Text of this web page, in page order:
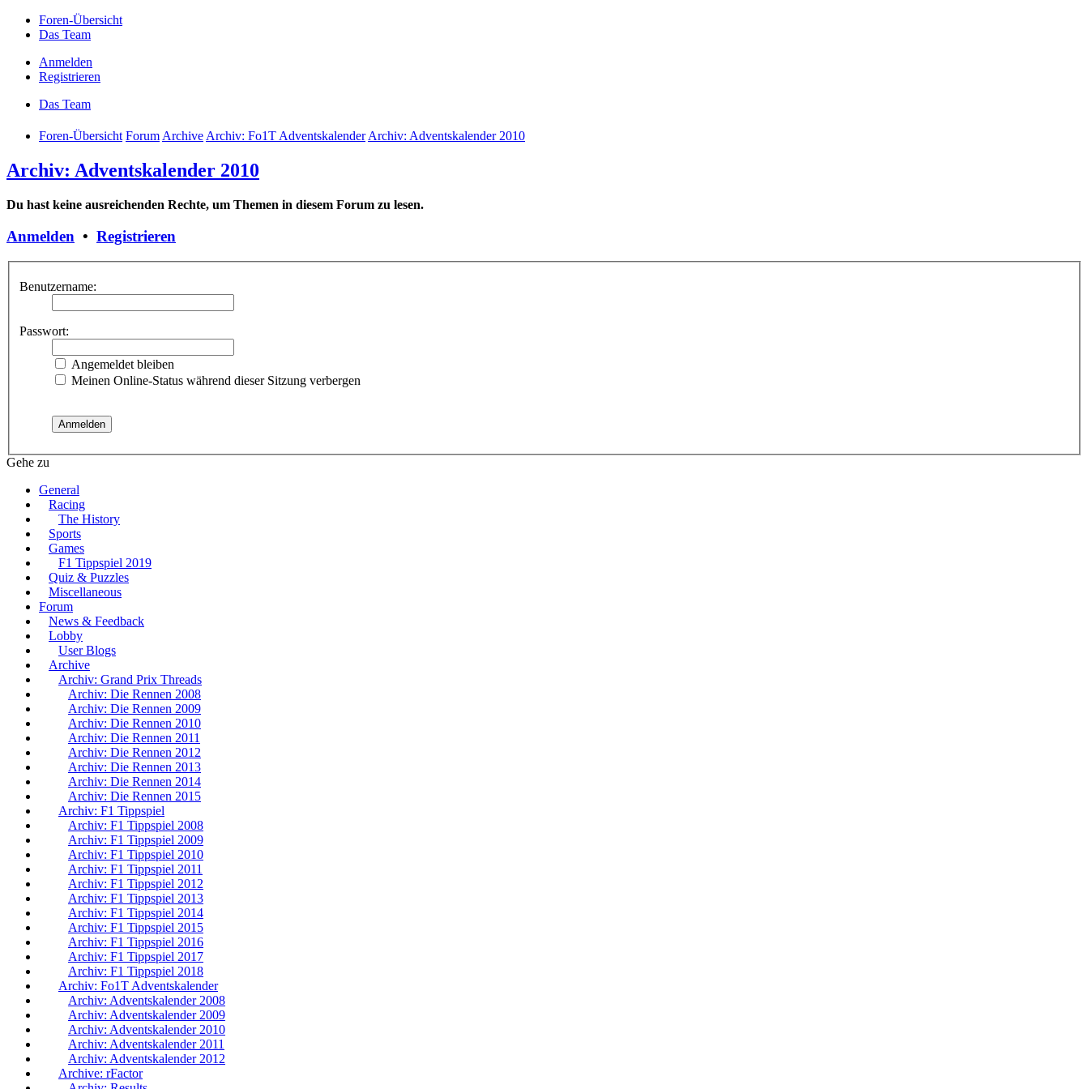
Foren-Übersicht
Das Team
Anmelden
Registrieren
Das Team
Foren-Übersicht ForumArchiveArchiv: Fo1T AdventskalenderArchiv: Adventskalender 2010
Archiv: Adventskalender 2010
Du hast keine ausreichenden Rechte, um Themen in diesem Forum zu lesen.
Anmelden • Registrieren
Benutzername:
Passwort:
Angemeldet bleiben
Meinen Online-Status während dieser Sitzung verbergen
Gehe zu
General
Racing
The History
Sports
Games
F1 Tippspiel 2019
Quiz & Puzzles
Miscellaneous
Forum
News & Feedback
Lobby
User Blogs
Archive
Archiv: Grand Prix Threads
Archiv: Die Rennen 2008
Archiv: Die Rennen 2009
Archiv: Die Rennen 2010
Archiv: Die Rennen 2011
Archiv: Die Rennen 2012
Archiv: Die Rennen 2013
Archiv: Die Rennen 2014
Archiv: Die Rennen 2015
Archiv: F1 Tippspiel
Archiv: F1 Tippspiel 2008
Archiv: F1 Tippspiel 2009
Archiv: F1 Tippspiel 2010
Archiv: F1 Tippspiel 2011
Archiv: F1 Tippspiel 2012
Archiv: F1 Tippspiel 2013
Archiv: F1 Tippspiel 2014
Archiv: F1 Tippspiel 2015
Archiv: F1 Tippspiel 2016
Archiv: F1 Tippspiel 2017
Archiv: F1 Tippspiel 2018
Archiv: Fo1T Adventskalender
Archiv: Adventskalender 2008
Archiv: Adventskalender 2009
Archiv: Adventskalender 2010
Archiv: Adventskalender 2011
Archiv: Adventskalender 2012
Archive: rFactor